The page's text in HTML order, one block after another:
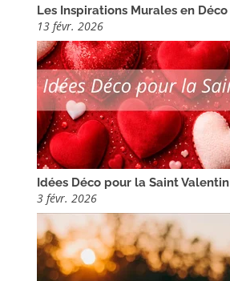
Les Inspirations Murales en Déco
13 févr. 2026
Idées Déco pour la Saint Valentin
3 févr. 2026